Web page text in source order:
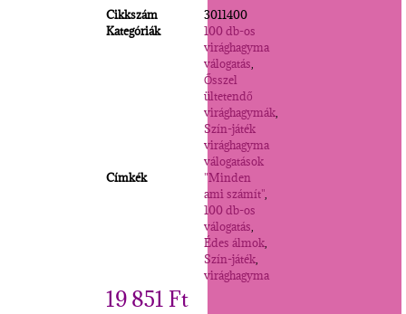
Cikkszám
3011400
Kategóriák
100 db-os
virághagyma
válogatás,
Ősszel
ültetendő
virághagymák,
Szín-játék
virághagyma
válogatások
Címkék
"Minden
ami számít",
100 db-os
válogatás,
Édes álmok,
Szín-játék,
virághagyma
19 851 Ft